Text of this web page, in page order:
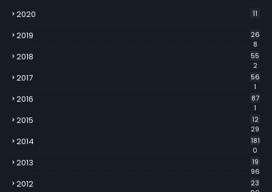
2020 11
2019
26
8
2018
55
2
2017
56
1
2016
87
1
2015
12
29
2014
181
0
2013
19
96
2012
23